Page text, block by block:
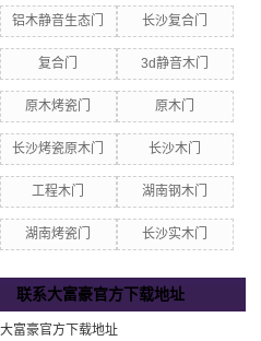
铝木静音生态门 长沙复合门
复合门 3d静音木门
原木烤瓷门 原木门
长沙烤瓷原木门 长沙木门
工程木门 湖南钢木门
湖南烤瓷门 长沙实木门
联系大富豪官方下载地址
大富豪官方下载地址